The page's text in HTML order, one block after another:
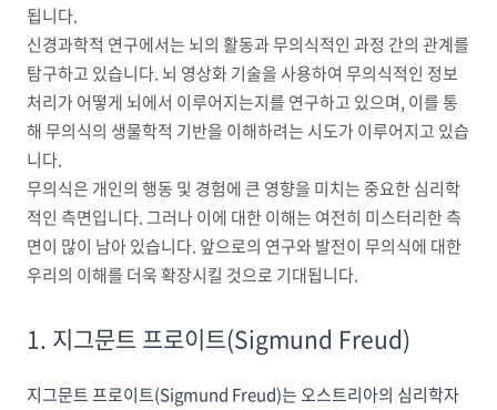
됩니다.
신경과학적 연구에서는 뇌의 활동과 무의식적인 과정 간의 관계를
탐구하고 있습니다. 뇌 영상화 기술을 사용하여 무의식적인 정보
처리가 어떻게 뇌에서 이루어지는지를 연구하고 있으며, 이를 통
해 무의식의 생물학적 기반을 이해하려는 시도가 이루어지고 있습
니다.
무의식은 개인의 행동 및 경험에 큰 영향을 미치는 중요한 심리학
적인 측면입니다. 그러나 이에 대한 이해는 여전히 미스터리한 측
면이 많이 남아 있습니다. 앞으로의 연구와 발전이 무의식에 대한
우리의 이해를 더욱 확장시킬 것으로 기대됩니다.
1. 지그문트 프로이트(Sigmund Freud)
지그문트 프로이트(Sigmund Freud)는 오스트리아의 심리학자